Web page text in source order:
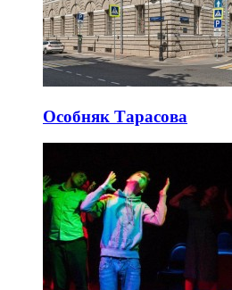
Особняк Тарасова